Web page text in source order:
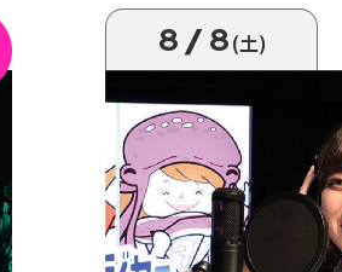
8/8(土)